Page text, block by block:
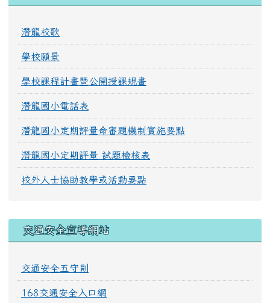
潛龍校歌
學校願景
學校課程計畫暨公開授課規畫
潛龍國小電話表
潛龍國小定期評量命審題機制實施要點
潛龍國小定期評量 試題檢核表
校外人士協助教學或活動要點
交通安全宣導網站
交通安全五守則
168交通安全入口網